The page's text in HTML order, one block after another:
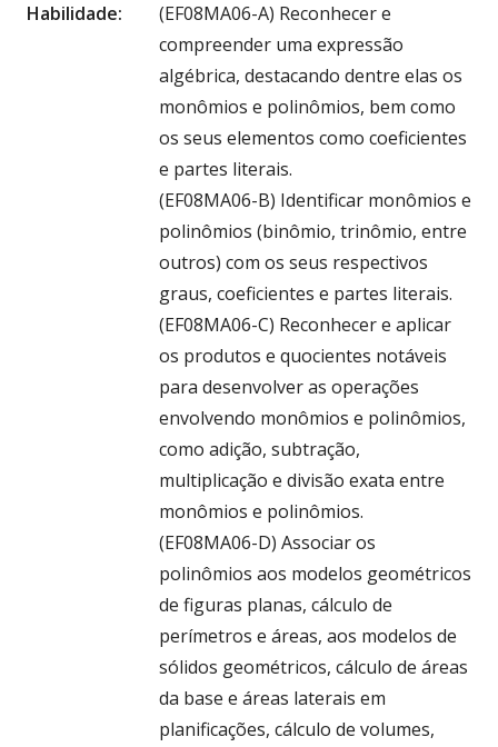
Habilidade:
(EF08MA06-A) Reconhecer e
compreender uma expressão
algébrica, destacando dentre elas os
monômios e polinômios, bem como
os seus elementos como coeficientes
e partes literais.
(EF08MA06-B) Identificar monômios e
polinômios (binômio, trinômio, entre
outros) com os seus respectivos
graus, coeficientes e partes literais.
(EF08MA06-C) Reconhecer e aplicar
os produtos e quocientes notáveis
para desenvolver as operações
envolvendo monômios e polinômios,
como adição, subtração,
multiplicação e divisão exata entre
monômios e polinômios.
(EF08MA06-D) Associar os
polinômios aos modelos geométricos
de figuras planas, cálculo de
perímetros e áreas, aos modelos de
sólidos geométricos, cálculo de áreas
da base e áreas laterais em
planificações, cálculo de volumes,